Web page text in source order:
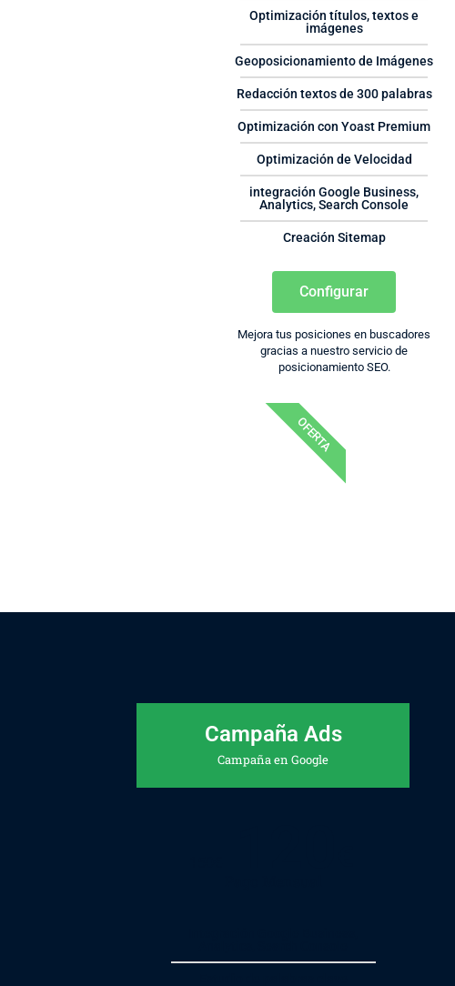
Optimización títulos, textos e
imágenes
Geoposicionamiento de Imágenes
Redacción textos de 300 palabras
Optimización con Yoast Premium
Optimización de Velocidad
integración Google Business,
Analytics, Search Console
Creación Sitemap
Configurar
Mejora tus posiciones en buscadores
gracias a nuestro servicio de
posicionamiento SEO.
OFERTA
Campaña Ads
Campaña en Google